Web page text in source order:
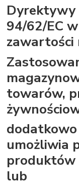
Dyrektywy
94/62/EC
zawartości
towarów,
umożliwia
produktów
lub